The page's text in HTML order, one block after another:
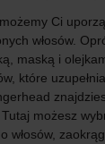
Ci
włosów.
maską i
które
możesz
włosów,